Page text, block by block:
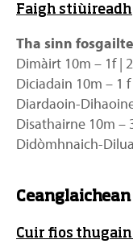
Faigh stiùireadh
Tha sinn fosgailte
Dimàirt 10m – 1f |
Diciadain 10m – 1 f
Diardaoin-
Disathairne 10m –
Didòmhnaich-
Cuir fios